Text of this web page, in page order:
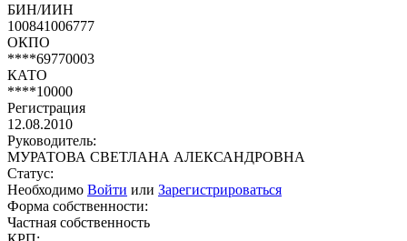
БИН/ИИН
100841006777
ОКПО
****69770003
КАТО
****10000
Регистрация
12.08.2010
Руководитель:
МУРАТОВА СВЕТЛАНА АЛЕКСАНДРОВНА
Статус:
Необходимо Войти или Зарегистрироваться
Форма собственности:
Частная собственность